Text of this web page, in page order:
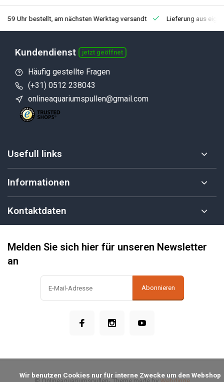
Uhr bestellt, am nächsten Werktag versandt Lieferung aus
Kundendienst jetzt geöffnet
Häufig gestellte Fragen
(+31) 0512 238043
onlineaquariumspullen@gmail.com
Usefull links
Informationen
Kontaktdaten
Melden Sie sich hier für unseren Newsletter
an
Abonnieren